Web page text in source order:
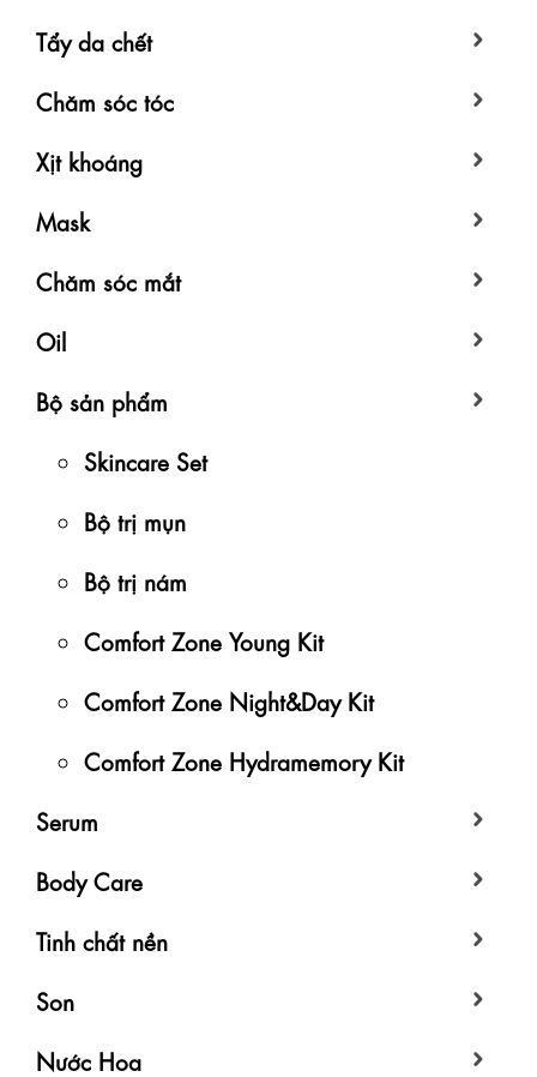
Tẩy da chết
Chăm sóc tóc
Xịt khoáng
Mask
Chăm sóc mắt
Oil
Bộ sản phẩm
Skincare Set
Bộ trị mụn
Bộ trị nám
Comfort Zone Young Kit
Comfort Zone Night&Day Kit
Comfort Zone Hydramemory Kit
Serum
Body Care
Tinh chất nền
Son
Nước Hoa